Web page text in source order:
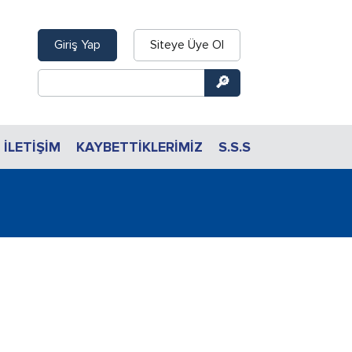
Giriş Yap Siteye Üye Ol
İLETIŞIM KAYBETTİKLERİMİZ S.S.S